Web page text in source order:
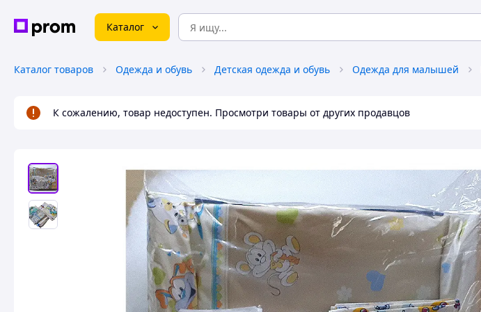
Каталог
Каталог товаров Одежда и обувь Детская одежда и обувь Одежда для малышей
К сожалению, товар недоступен. Просмотри товары от других продавцов